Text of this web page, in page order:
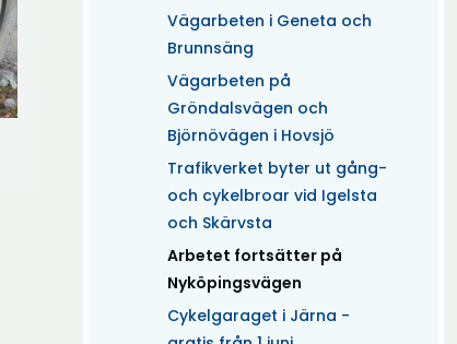
Vägarbeten i Geneta och
Brunnsäng
Vägarbeten på
Gröndalsvägen och
Björnövägen i Hovsjö
Trafikverket byter ut gång-
och cykelbroar vid Igelsta
och Skärvsta
Arbetet fortsätter på
Nyköpingsvägen
(Aktuell)
Cykelgaraget i Järna -